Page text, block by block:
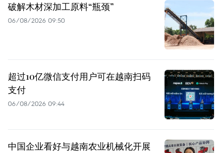
破解木材深加工原料“瓶颈”
06/08/2026 09:50
超过10亿微信支付用户可在越南扫码
支付
06/08/2026 09:44
中国企业看好与越南农业机械化开展